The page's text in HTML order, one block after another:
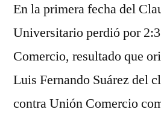
En la primera fecha del
Universitario perdió por
Comercio, resultado que
Luis Fernando Suárez del
contra Unión Comercio